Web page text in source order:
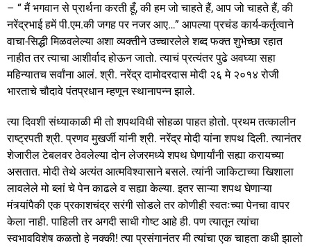
– “ मैं भगवान से प्रार्थना करती हूँ, की हम जो चाहते हैं, आप जो चाहते हैं, की
नरेंद्रभाई हमें पी.एम.की जगह पर नजर आए…” आपल्या प्रचंड कार्य-कर्तृत्वाने
वाचा-सिद्धी मिळवलेल्या अशा व्यक्तीने उच्चारलेले शब्द फक्त शुभेच्छा रहात
नाहीत तर त्याचा आशीर्वाद होऊन जातो. त्याचं प्रत्यंतर पुढे अवघ्या सहा
महिन्यातच सर्वांना आलं. श्री. नरेंद्र दामोदरदास मोदी २६ मे २०१४ रोजी
भारताचे चौदावे पंतप्रधान म्हणून स्थानापन्न झाले.
त्या दिवशी संध्याकाळी मी तो शपथविधी सोहळा पाहत होतो. प्रथम तत्कालीन
राष्ट्रपती श्री. प्रणव मुखर्जी यांनी श्री. नरेंद्र मोदी यांना शपथ दिली. त्यानंतर
शेजारील टेबलवर ठेवलेल्या दोन लेजरमध्ये शपथ घेणार्यांनी सह्या करायच्या
असतात. मोदी तेथे अत्यंत आत्मविश्वासाने बसले. त्यांनी जाकिटाच्या खिशाला
लावलेले मो ब्लां चे पेन काढले व सह्या केल्या. इतर साऱ्या शपथ घेणाऱ्या
मंत्र्यांपैकी एक प्रकाशचंद्र सरंगी सोडले तर कोणीही स्वतःच्या पेनचा वापर
केला नाही. पाहिली तर अगदी साधी गोष्ट आहे ही. पण त्यातून त्यांचा
स्वभावविशेष कळतो हे नक्की! त्या प्रसंगानंतर मी त्यांचा एक चाहता कधी झालो